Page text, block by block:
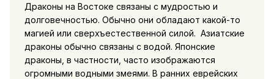
Драконы на Востоке связаны с мудростью и
долговечностью. Обычно они обладают какой-то
магией или сверхъестественной силой. Азиатские
драконы обычно связаны с водой. Японские
драконы, в частности, часто изображаются
огромными водными змеями. В ранних еврейских